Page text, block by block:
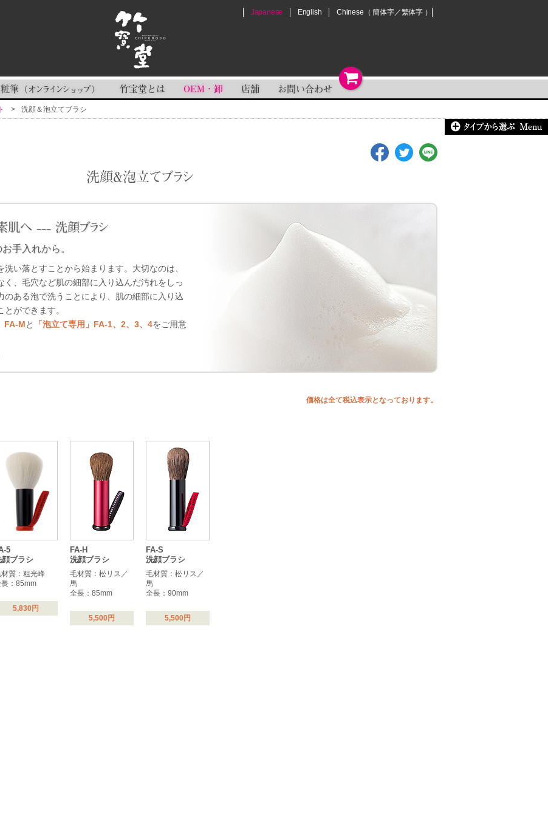
Japanese English Chinese （簡体字／繁体字）
筆 （オンラインショップ） 竹宝堂とは OEM・卸 店舗 お問い合わせ
洗顔＆泡立てブラシ
洗顔＆泡立てブラシ
肌へ --- 洗顔ブラシ
手入れから。
い落とすことから始まります。大切なのは、
く、毛穴など肌の細部に入り込んだ汚れをしっ
のある泡で洗うことにより、肌の細部に入り込
ができます。
FA-Mと 「泡立て専用」FA-1、2、3、4をご用意
価格は全て税込表示となっております。
5
顔ブラシ
質：粗光峰
長：85mm
5,830円
FA-H
洗顔ブラシ
毛材質：松リス／
馬
全長：85mm
5,500円
FA-S
洗顔ブラシ
毛材質：松リス／
馬
全長：90mm
5,500円